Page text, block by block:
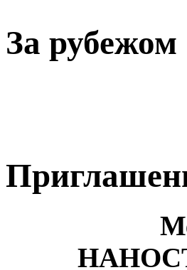
За рубежом